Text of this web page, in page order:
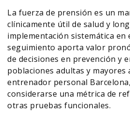
La fuerza de prensión es un
clínicamente útil de salud y
implementación sistemática en
seguimiento aporta valor
de decisiones en prevención y
poblaciones adultas y mayores
entrenador personal
considerarse una métrica de
otras pruebas funcionales.